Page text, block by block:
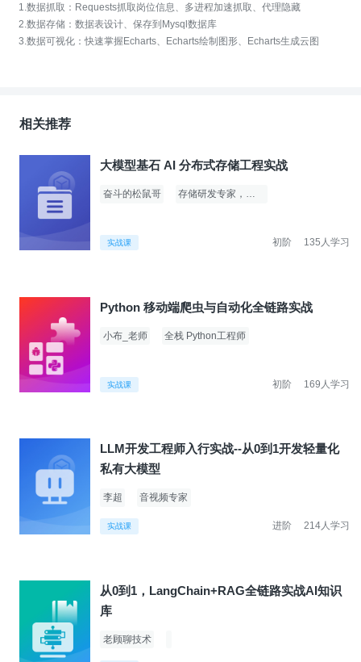
1.数据抓取：Requests抓取岗位信息、多进程加速抓取、代理隐藏
2.数据存储：数据表设计、保存到Mysql数据库
3.数据可视化：快速掌握Echarts、Echarts绘制图形、Echarts生成云图
相关推荐
大模型基石 AI 分布式存储工程实战
奋斗的松鼠哥 存储研发专家，运维专家
实战课 135人学习
初阶
Python 移动端爬虫与自动化全链路实战
小布_老师 全栈 Python工程师
实战课 169人学习
初阶
LLM开发工程师入行实战--从0到1开发轻量化
私有大模型
李超 音视频专家
实战课 214人学习
进阶
从0到1，LangChain+RAG全链路实战AI知识
库
老顾聊技术